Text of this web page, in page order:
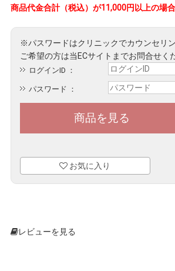
商品代金合計（税込）が11,000円以上の場
ログインID ：
パスワード ：
お気に入り
レビューを見る